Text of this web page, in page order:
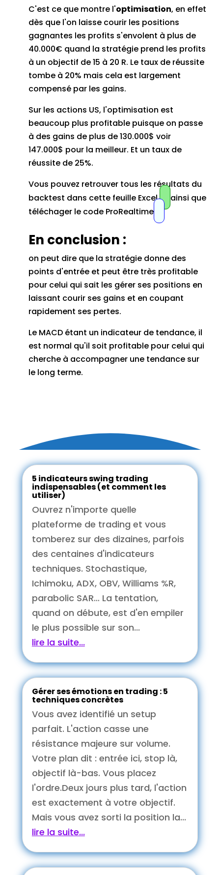
C'est ce que montre l'optimisation, en effet
dès que l'on laisse courir les positions
gagnantes les profits s'envolent à plus de
40.000€ quand la stratégie prend les profits
à un objectif de 15 à 20 R. Le taux de réussite
tombe à 20% mais cela est largement
compensé par les gains.
Sur les actions US, l'optimisation est
beaucoup plus profitable puisque on passe
à des gains de plus de 130.000$ voir
147.000$ pour la meilleur. Et un taux de
réussite de 25%.
Vous pouvez retrouver tous les résultats du
backtest dans cette feuille Excel
ainsi que
téléchager le code ProRealtime
En conclusion :
on peut dire que la stratégie donne des
points d'entrée et peut être très profitable
pour celui qui sait les gérer ses positions en
laissant courir ses gains et en coupant
rapidement ses pertes.
Le MACD étant un indicateur de tendance, il
est normal qu'il soit profitable pour celui qui
cherche à accompagner une tendance sur
le long terme.
5 indicateurs swing trading
indispensables (et comment les
utiliser)
Ouvrez n'importe quelle
plateforme de trading et vous
tomberez sur des dizaines, parfois
des centaines d'indicateurs
techniques. Stochastique,
Ichimoku, ADX, OBV, Williams %R,
parabolic SAR… La tentation,
quand on débute, est d'en empiler
le plus possible sur son...
lire la suite...
Gérer ses émotions en trading : 5
techniques concrètes
Vous avez identifié un setup
parfait. L'action casse une
résistance majeure sur volume.
Votre plan dit : entrée ici, stop là,
objectif là-bas. Vous placez
l'ordre.Deux jours plus tard, l'action
est exactement à votre objectif.
Mais vous avez sorti la position la...
lire la suite...